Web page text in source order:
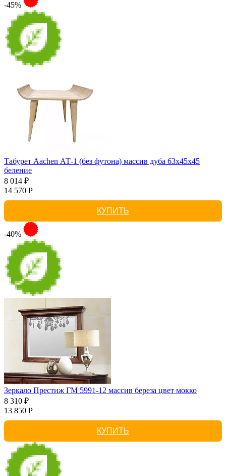
-45%
Табурет Aachen АТ-1 (без футона) массив дуба 63х45х45
беление
8 014 ₽
14 570 Р
КУПИТЬ
-40%
Зеркало Престиж ГМ 5991-12 массив береза цвет мокко
8 310 ₽
13 850 Р
КУПИТЬ